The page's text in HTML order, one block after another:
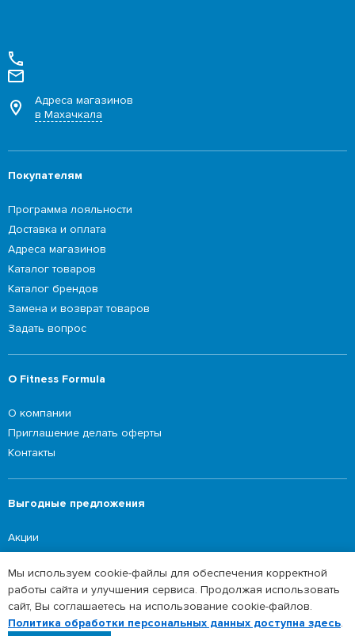
Адреса магазинов
в Махачкала
Покупателям
Программа лояльности
Доставка и оплата
Адреса магазинов
Каталог товаров
Каталог брендов
Замена и возврат товаров
Задать вопрос
О Fitness Formula
О компании
Приглашение делать оферты
Контакты
Выгодные предложения
Акции
©2026 Fitness Formula
Политика обработки персональных данных
Сайт в режиме наполнения данных. Полный
ассортимент доступен в нашем мобильном
Мы используем cookie-файлы для обеспечения корректной
работы сайта и улучшения сервиса. Продолжая использовать
сайт, Вы соглашаетесь на использование cookie-файлов.
Политика обработки персональных данных доступна здесь.